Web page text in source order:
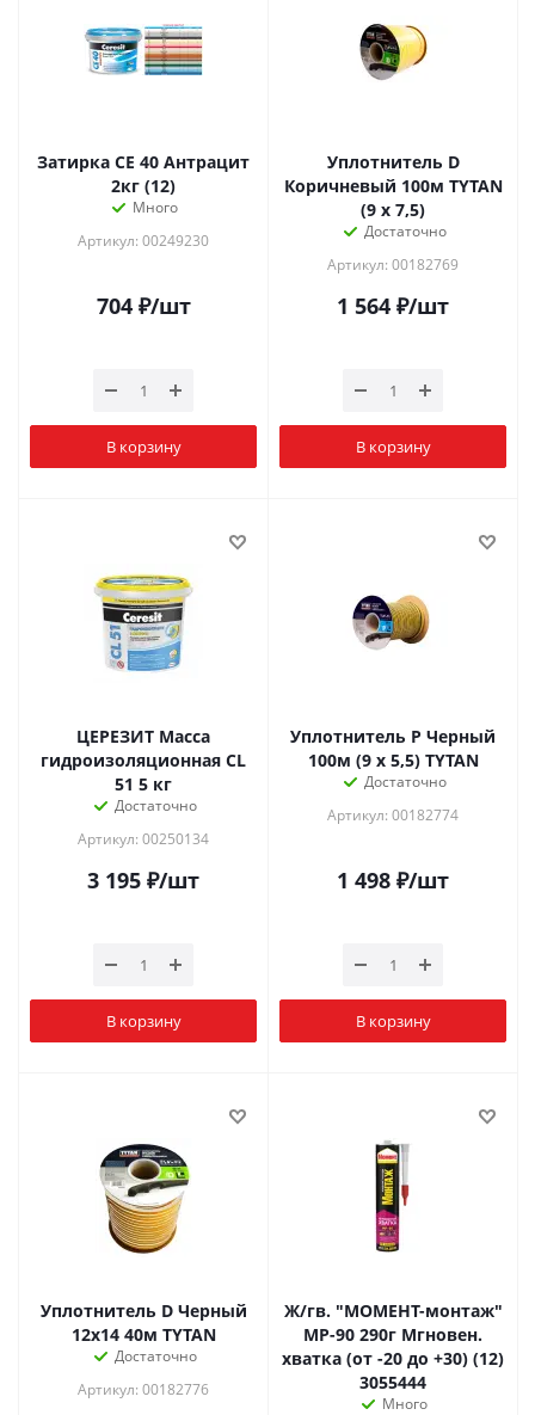
Затирка СЕ 40 Антрацит
2кг (12)
Много
Артикул: 00249230
704₽/шт
В корзину
Уплотнитель D
Коричневый 100м TYTAN
(9 x 7,5)
Достаточно
Артикул: 00182769
1 564 ₽/шт
В корзину
ЦЕРЕЗИТ Масса
гидроизоляционная CL
51 5 кг
Достаточно
Артикул: 00250134
3 195 ₽/шт
В корзину
Уплотнитель P Черный
100м (9 x 5,5) TYTAN
Достаточно
Артикул: 00182774
1 498 ₽/шт
В корзину
Уплотнитель D Черный
12x14 40м TYTAN
Достаточно
Артикул: 00182776
Ж/гв. "МОМЕНТ-монтаж"
МР-90 290г Мгновен.
хватка (от -20 до +30) (12)
3055444
Много